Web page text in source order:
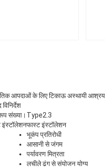
आपदाओं के लिए टिकाऊ अस्थायी
विनिर्देश
संख्या। Type2.3
इंस्टॉलेशनफास्ट इंस्टॉलेशन
भूकंप प्रतिरोधी
आसानी से जंगम
पर्यावरण मित्रता
लचीले ढंग से संयोजन योग्य